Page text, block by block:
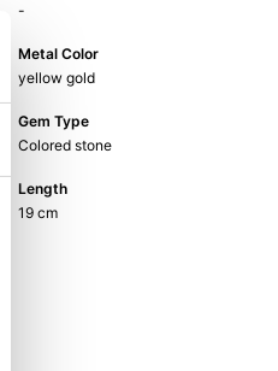
-
Metal Color
yellow gold
Gem Type
Colored stone
Length
19 cm